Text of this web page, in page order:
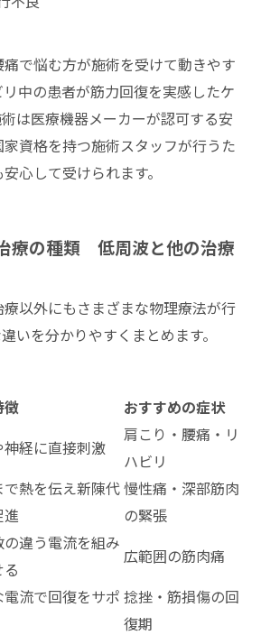
で悩む方が施術を受けて動きやす
中の患者が筋力回復を実感したケ
は医療機器メーカーが認可する安
資格を持つ施術スタッフが行うた
心して受けられます。
療の種類 低周波と他の治療
以外にもさまざまな物理療法が行
いを分かりやすくまとめます。
徴
おすすめの症状
神経に直接刺激
肩こり・腰痛・リ
ハビリ
で熱を伝え新陳代
進
慢性痛・深部筋肉
の緊張
の違う電流を組み
広範囲の筋肉痛
流で回復をサポ 捻挫・筋損傷の回
復期